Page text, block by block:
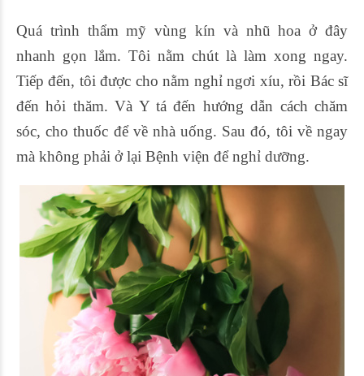
Quá trình thẩm mỹ vùng kín và nhũ hoa ở đây
nhanh gọn lắm. Tôi nằm chút là làm xong ngay.
Tiếp đến, tôi được cho nằm nghỉ ngơi xíu, rồi Bác sĩ
đến hỏi thăm. Và Y tá đến hướng dẫn cách chăm
sóc, cho thuốc để về nhà uống. Sau đó, tôi về ngay
mà không phải ở lại Bệnh viện để nghỉ dưỡng.